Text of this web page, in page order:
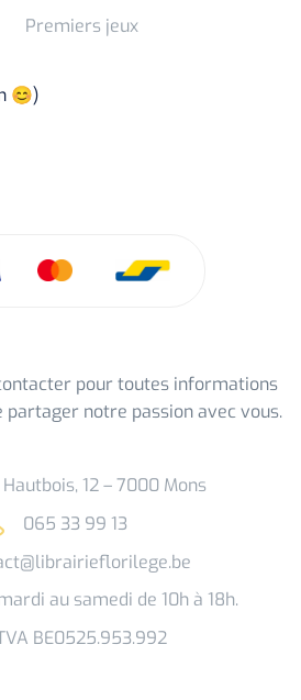
Premiers jeux
😊)
pour toutes informations
partager notre passion avec vous.
Hautbois, 12 – 7000 Mons
065 33 99 13
au samedi de 10h à 18h.
BE0525.953.992